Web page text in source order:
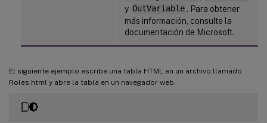
y OutVariable . Para obtener
más información, consulte la
documentación de Microsoft.
El siguiente ejemplo escribe una tabla HTML en un archivo llamado
Roles.html y abre la tabla en un navegador web.